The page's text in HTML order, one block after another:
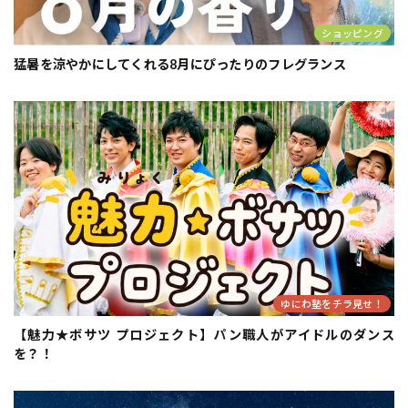
ショッピング
猛暑を涼やかにしてくれる8月にぴったりのフレグランス
ゆにわ塾をチラ見せ！
【魅力★ボサツ プロジェクト】パン職人がアイドルのダンス
を？！